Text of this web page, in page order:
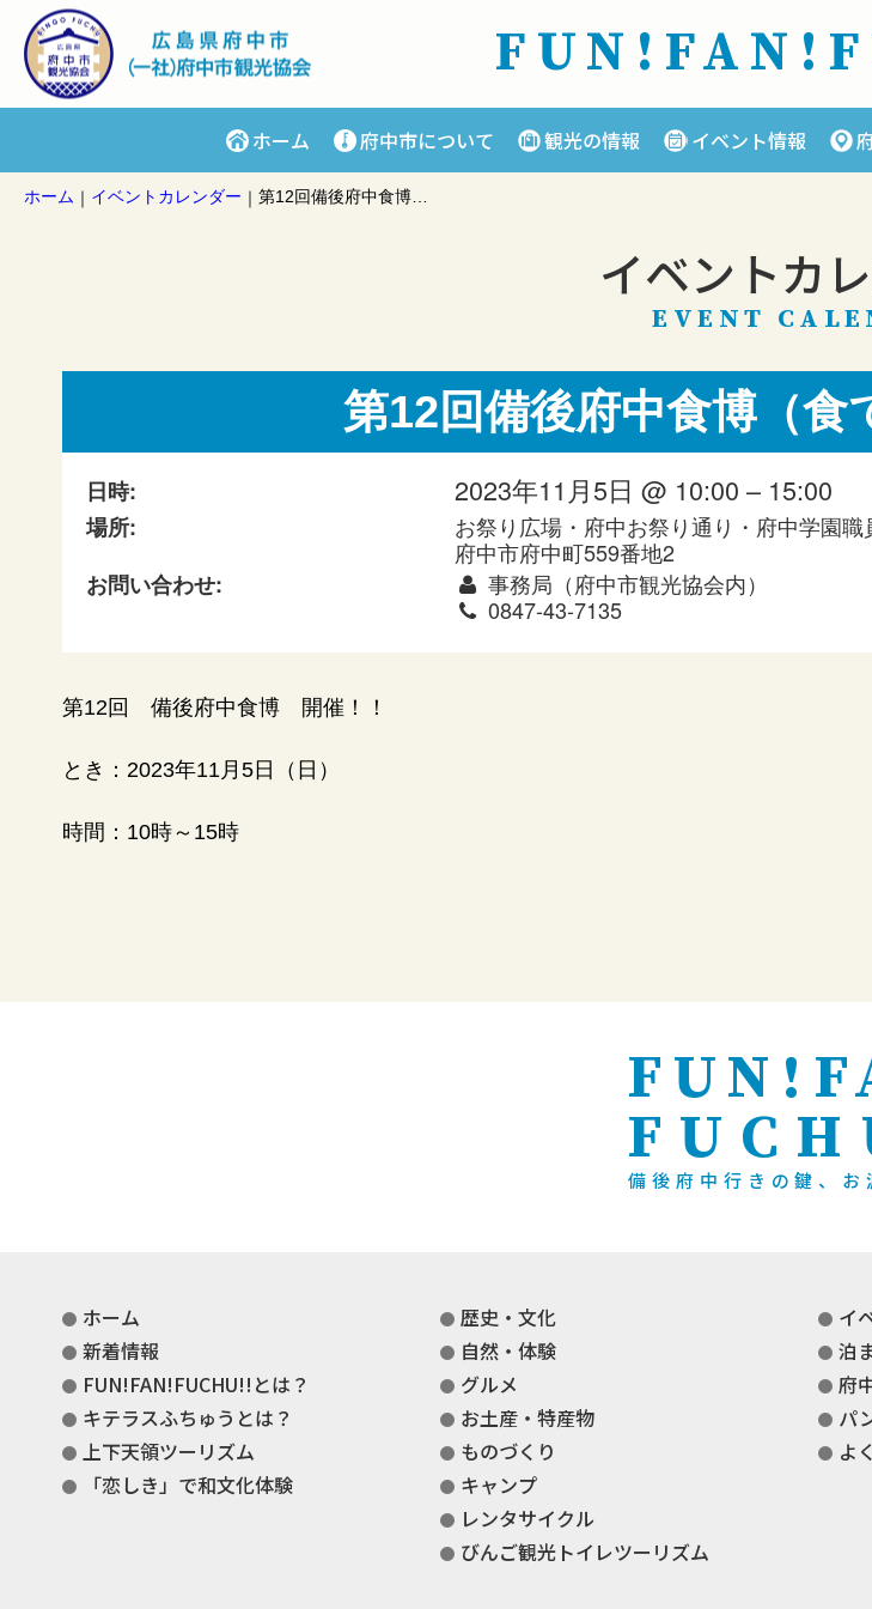
FUN!FAN!
ホーム 府中市について 観光の情報 イベント情報
ホーム ｜ イベントカレンダー ｜ 第12回備後府中食博（食で賑わう町おこし）
イベントカ
EVENT
第12回備後府中食博（食
日時: 2023年11月5日 @ 10:00 – 15:00
場所:
お祭り広場・府中お祭り通り・府中学園職
府中市府中町559番地2
お問い合わせ:
事務局（府中市観光協会内）
0847-43-7135
第12回 備後府中食博 開催！！
とき：2023年11月5日（日）
時間：10時～15時
備後府中行きの鍵、お
ホーム
新着情報
FUN!FAN!FUCHU!!とは？
キテラスふちゅうとは？
上下天領ツーリズム
「恋しき」で和文化体験
歴史・文化
自然・体験
グルメ
お土産・特産物
ものづくり
キャンプ
レンタサイクル
びんご観光トイレツーリズム
イ
泊
府
パ
よ